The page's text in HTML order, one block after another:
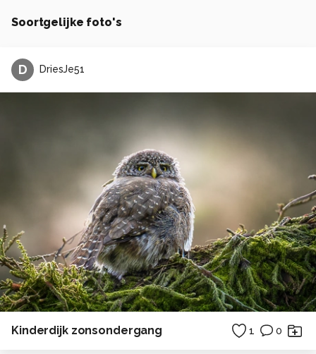
Soortgelijke foto's
D DriesJe51
Kinderdijk zonsondergang 1 0